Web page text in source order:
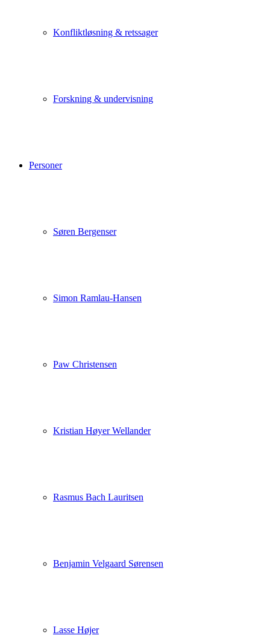
Konfliktløsning & retssager
Forskning & undervisning
Personer
Søren Bergenser
Simon Ramlau-Hansen
Paw Christensen
Kristian Høyer Wellander
Rasmus Bach Lauritsen
Benjamin Velgaard Sørensen
Lasse Højer